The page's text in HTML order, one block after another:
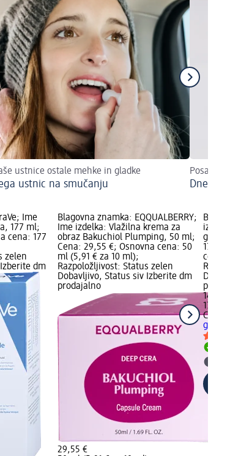
ustnice ostale mehke in gladke
ustnic na smučanju
Posamezni ali
Dnevna in
Ime
177 ml;
cena: 177
zelen
dm
Blagovna znamka: EQQUALBERRY;
Ime izdelka: Vlažilna krema za
obraz Bakuchiol Plumping, 50 ml;
Cena: 29,55 €; Osnovna cena: 50
ml (5,91 € za 10 ml);
Razpoložljivost: Status zelen
Dobavljivo, Status siv Izberite dm
prodajalno
29,55 €
Blagovna
izdelka:
grobe kože
177 ml;
cena: 177
Dobavljivo,
prodajalno
14,10 €
177 ml
CeraVe
grobe kože